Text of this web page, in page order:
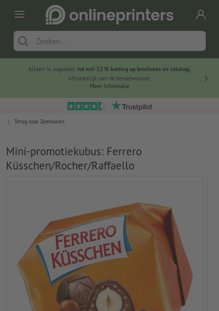
Alleen in augustus: tot wel 12 % korting op brochures en catalogi,
afhankelijk van de bestelwaarde.
Meer informatie
Terug naar Zoetwaren
Mini-promotiekubus: Ferrero
Küsschen/Rocher/Raffaello